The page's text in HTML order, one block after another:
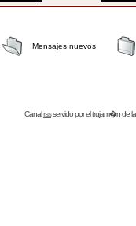
Mensajes nuevos
Canalrssservido por eltrujam�nde